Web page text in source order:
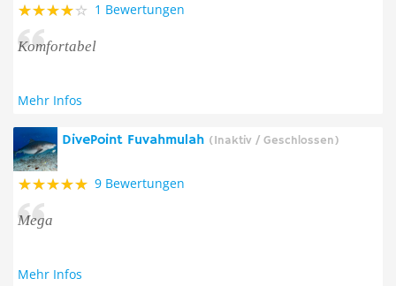
1 Bewertungen
Komfortabel
Mehr Infos
DivePoint Fuvahmulah (Inaktiv / Geschlossen)
9 Bewertungen
Mega
Mehr Infos